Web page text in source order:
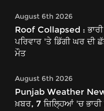
August 6th 2026
Roof Collapsed :
ਪਰਿਵਾਰ 'ਤੇ ਡਿੱਗੀ ਘਰ ਦੀ
ਮੌਤ
August 6th 2026
Punjab Weather
ਖ਼ਬਰ, 7 ਜ਼ਿਲ੍ਹਿਆਂ 'ਚ ਭਾਰੀ